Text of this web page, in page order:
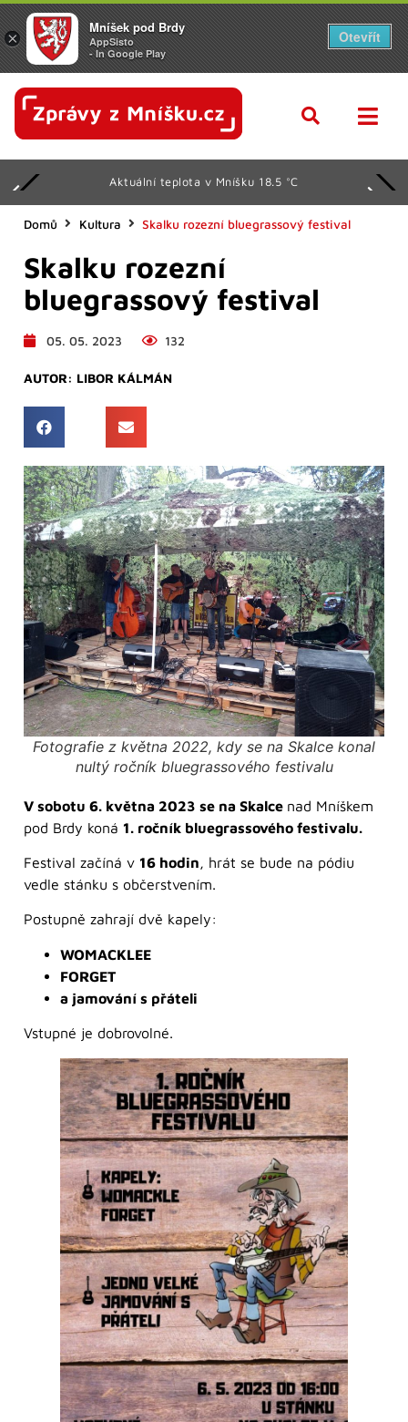
Aktuální teplota v Mníšku 18.5 °C
Domů Kultura Skalku rozezní bluegrassový festival
Skalku rozezní
bluegrassový festival
05. 05. 2023 132
AUTOR: LIBOR KÁLMÁN
Fotografie z května 2022, kdy se na Skalce konal
nultý ročník bluegrassového festivalu
V sobotu 6. května 2023 se na Skalce nad Mníškem
pod Brdy koná 1. ročník bluegrassového festivalu.
Festival začíná v 16 hodin, hrát se bude na pódiu
vedle stánku s občerstvením.
Postupně zahrají dvě kapely:
WOMACKLEE
FORGET
a jamování s přáteli
Vstupné je dobrovolné.
×
Mníšek pod Brdy
AppSisto
- In Google Play
Otevřít